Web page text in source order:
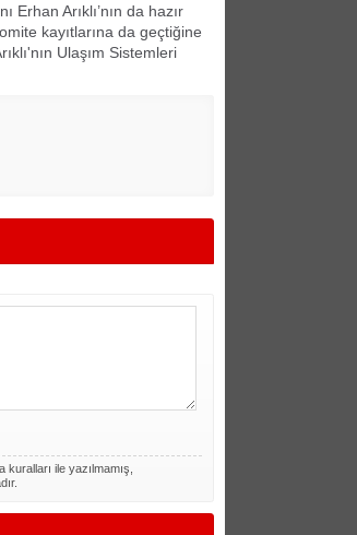
Erhan Arıklı’nın da hazır
kayıtlarına da geçtiğine
Ulaşım Sistemleri
ile yazılmamış,